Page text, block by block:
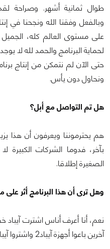
طوال ثمانية أشهر. وصراحة
وبالفعل وفقنا الله ونجحنا في
على مستوى العالم كله، الجميل
لحماية البرنامج والحمد لله لا
ونحاول دون يأس.
هل تم التواصل مع أبل؟
هم يحترموننا ويعرفون أن هذا
بآخر، فدوما الشركات
الصغيرة إطلاقا.
وهل ترى أن هذا البرنامج أثر على
نعم، أنا أعرف أناس اشترت
آخرين باعوا أجهزة آيباد2 واشتروا آيباد1 لهذا البرنامج.